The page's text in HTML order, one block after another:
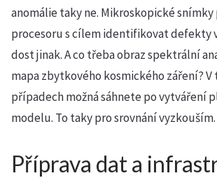
anomálie taky ne. Mikroskopické
procesoru s cílem identifikovat defekty
dost jinak. A co třeba obraz spektrální
mapa zbytkového kosmického záření? V
případech možná sáhnete po vytváření
modelu. To taky pro srovnání vyzkouším.
Příprava dat a